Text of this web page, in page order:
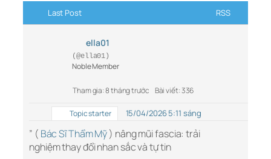
Last Post RSS
ella01
(@ella01)
Noble Member
Tham gia: 8 tháng trước Bài viết: 336
Topic starter 15/04/2026 5:11 sáng
” ( Bác Sĩ Thẩm Mỹ) nâng mũi fascia: trải
nghiệm thay đổi nhan sắc và tự tin